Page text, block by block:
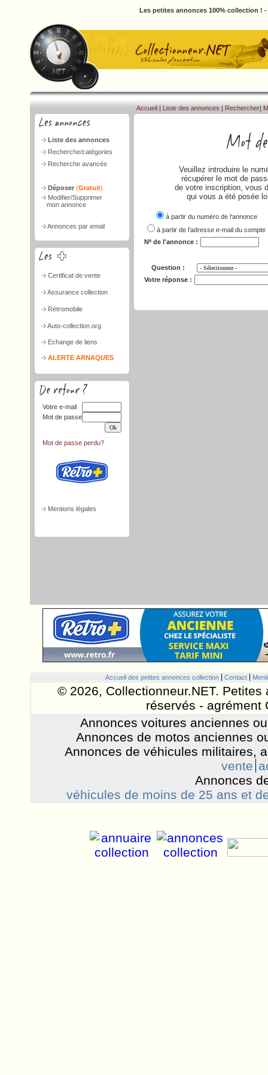
Les petites annonces 100% collection !
Liste des annonces
Recherche/catégories
Recherche avancée
Déposer (Gratuit)
Modifier/Supprimer
mon annonce
Annonces par email
Certificat de vente
Assurance collection
Rétromobile
Auto-collection.org
Echange de liens
ALERTE ARNAQUES
Votre e-mail
Mot de passe
Mot de passe perdu?
Mentions légales
Accueil | Liste des annonces | Rechercher|
Veuillez introduire le
récupérer le mot de
de votre inscription, vous
qui vous a été posée
à partir du numéro de l‘annonce
à partir de l’adresse e-mail du compte
Nº de l'annonce :
Question :
Votre réponse :
Accueil des petites annonces collection Contact
© 2026, Collectionneur.NET.
réservés - agrément
Annonces voitures anciennes
Annonces de motos anciennes
Annonces de véhicules militaires,
vente
Annonces
véhicules de moins de 25 ans et